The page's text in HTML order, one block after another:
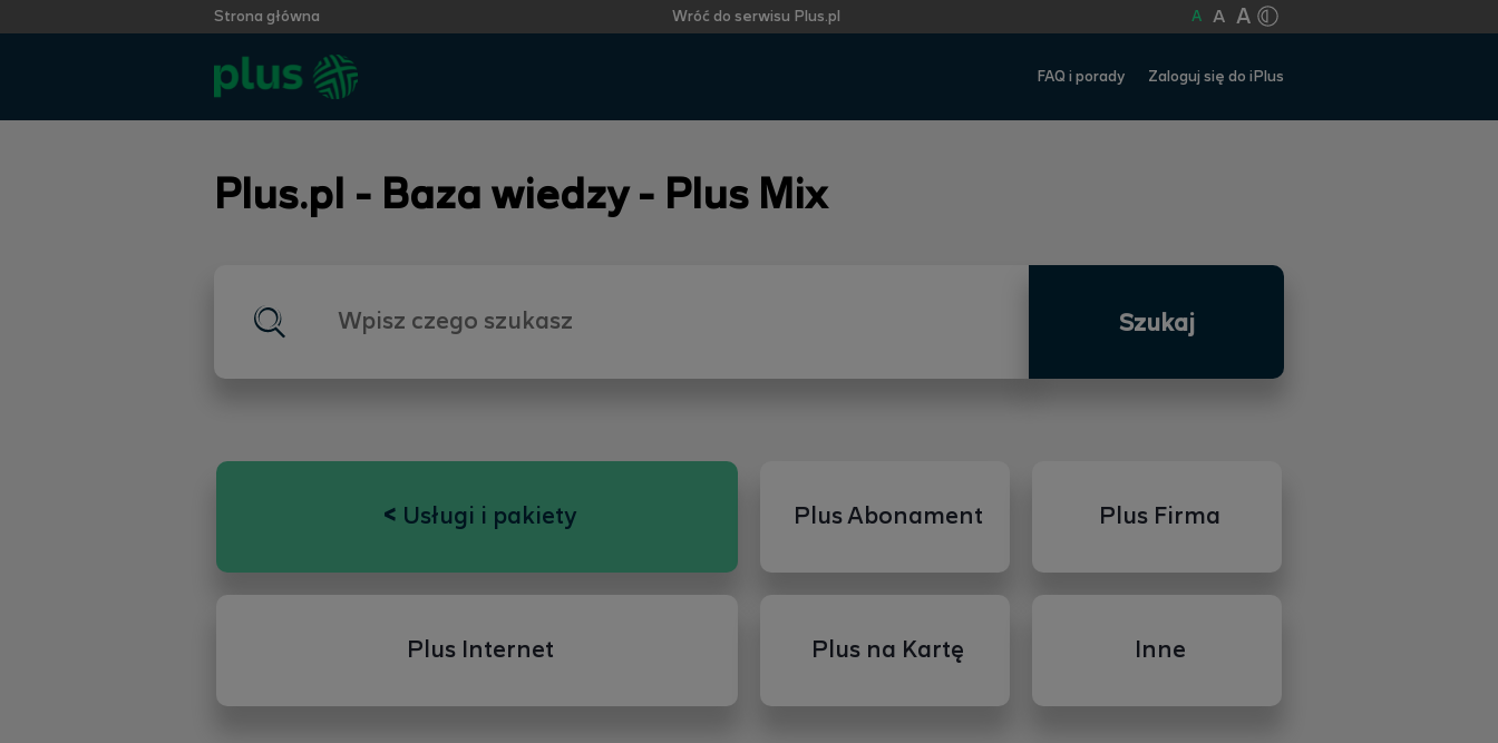
Strona główna Wróć do serwisu Plus.pl A A A
FAQ i porady Zaloguj się do iPlus
Plus.pl - Baza wiedzy - Plus Mix
Szukaj
< Usługi i pakiety Plus Abonament Plus Firma
Plus Internet Plus na Kartę Inne